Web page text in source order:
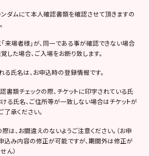
ダムにて本人確認書類を確認させて頂きますの
「来場者様」が、同一である事が確認できない場合
した場合、ご入場をお断り致します。
氏名は、お申込時の登録情報です。
類チェックの際、チケットに印字されている氏
る氏名、ご住所等が一致しない場合はチケットが
了承ください。
は、お間違えのないようご注意ください。（お申
込み内容の修正が可能ですが、期間外は修正が
ん）